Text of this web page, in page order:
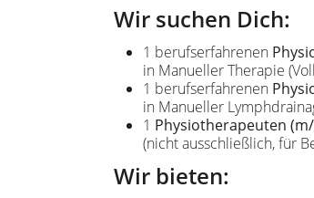
Wir suchen Dich:
1 berufserfahrenen
in Manueller Therapie
1 berufserfahrenen
in Manueller
1 Physiotherapeuten
(nicht ausschließlich, für
Wir bieten: